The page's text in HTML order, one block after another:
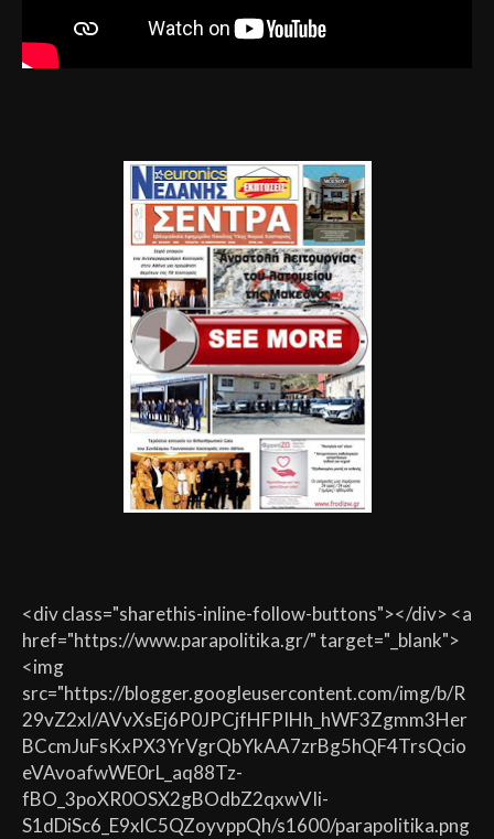
<div class="sharethis-inline-follow-buttons"></div> <a
href="https://www.parapolitika.gr/" target="_blank">
<img
src="https://blogger.googleusercontent.com/img/b/R
29vZ2xl/AVvXsEj6P0JPCjfHFPIHh_hWF3Zgmm3Her
BCcmJuFsKxPX3YrVgrQbYkAA7zrBg5hQF4TrsQcio
eVAvoafwWE0rL_aq88Tz-
fBO_3poXR0OSX2gBOdbZ2qxwVIi-
S1dDiSc6_E9xlC5QZoyvppQh/s1600/parapolitika.png